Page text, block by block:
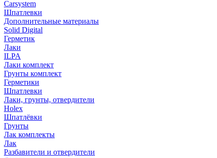
Carsystem
Шпатлевки
Дополнительные материалы
Solid Digital
Герметик
Лаки
ILPA
Лаки комплект
Грунты комплект
Герметики
Шпатлевки
Лаки, грунты, отвердители
Holex
Шпатлёвки
Грунты
Лак комплекты
Лак
Разбавители и отвердители